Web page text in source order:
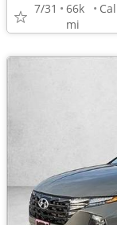
7/31
66k
mi